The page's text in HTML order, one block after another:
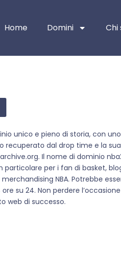
Home Domini Chi
unico e pieno di storia, con
recuperato dal drop time e la
Il nome di dominio
particolare per i fan di basket,
NBA. Potrebbe
su 24. Non perdere
web di successo.